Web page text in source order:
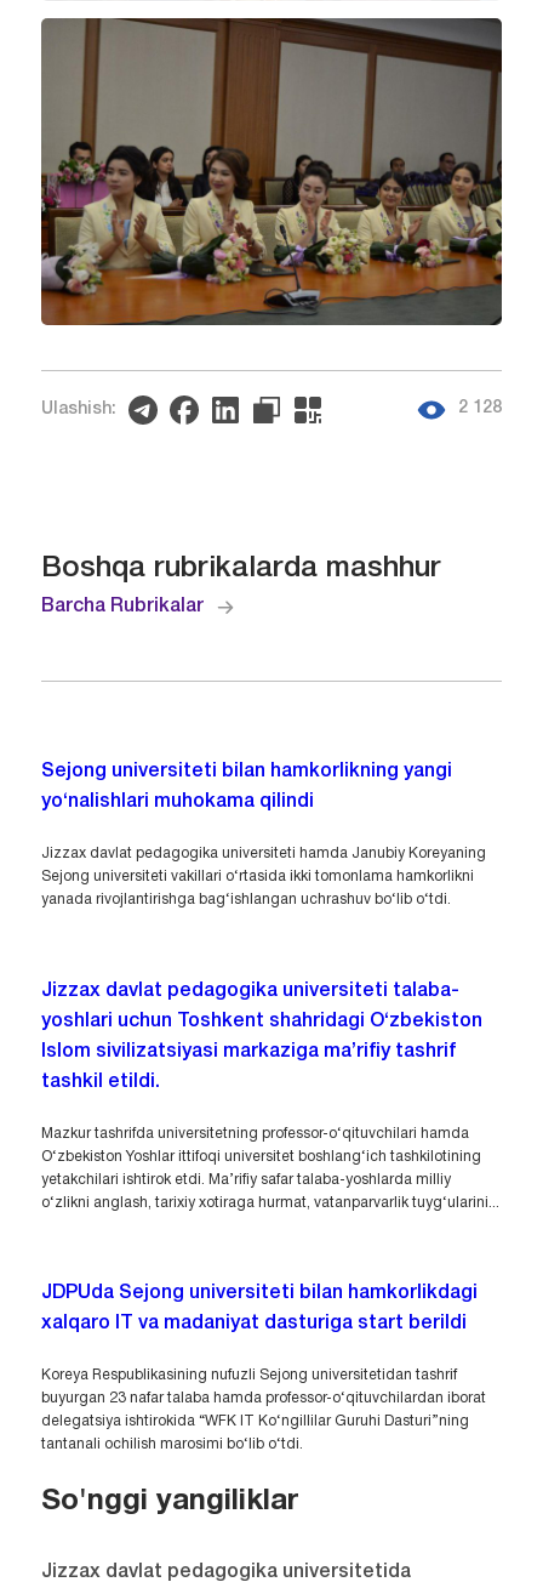
Ulashish: 2 128
Boshqa rubrikalarda mashhur
Barcha Rubrikalar
Sejong universiteti bilan hamkorlikning yangi
yo‘nalishlari muhokama qilindi
Jizzax davlat pedagogika universiteti hamda Janubiy Koreyaning
Sejong universiteti vakillari o‘rtasida ikki tomonlama hamkorlikni
yanada rivojlantirishga bag‘ishlangan uchrashuv bo‘lib o‘tdi.
Jizzax davlat pedagogika universiteti talaba-
yoshlari uchun Toshkent shahridagi O‘zbekiston
Islom sivilizatsiyasi markaziga ma’rifiy tashrif
tashkil etildi.
Mazkur tashrifda universitetning professor-o‘qituvchilari hamda
O‘zbekiston Yoshlar ittifoqi universitet boshlang‘ich tashkilotining
yetakchilari ishtirok etdi. Ma’rifiy safar talaba-yoshlarda milliy
o‘zlikni anglash, tarixiy xotiraga hurmat, vatanparvarlik tuyg‘ularini...
JDPUda Sejong universiteti bilan hamkorlikdagi
xalqaro IT va madaniyat dasturiga start berildi
Koreya Respublikasining nufuzli Sejong universitetidan tashrif
buyurgan 23 nafar talaba hamda professor-o‘qituvchilardan iborat
delegatsiya ishtirokida “WFK IT Ko‘ngillilar Guruhi Dasturi”ning
tantanali ochilish marosimi bo‘lib o‘tdi.
So'nggi yangiliklar
Jizzax davlat pedagogika universitetida